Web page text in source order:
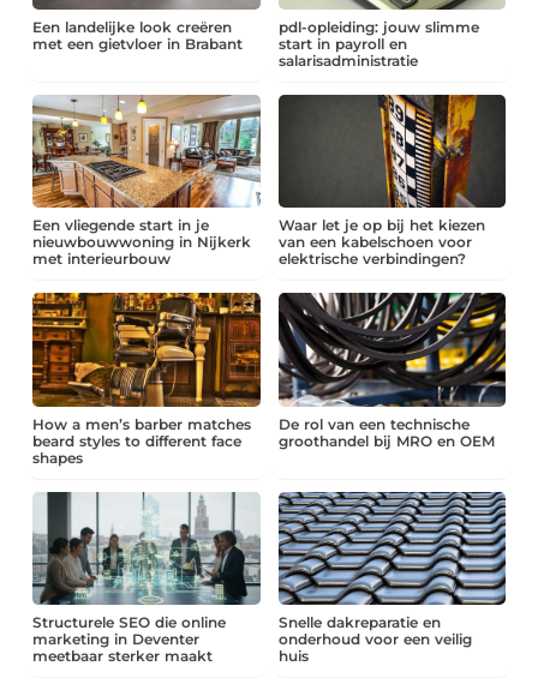
Een landelijke look creëren
met een gietvloer in Brabant
pdl-opleiding: jouw slimme
start in payroll en
salarisadministratie
Een vliegende start in je
nieuwbouwwoning in Nijkerk
met interieurbouw
Waar let je op bij het kiezen
van een kabelschoen voor
elektrische verbindingen?
How a men’s barber matches
beard styles to different face
shapes
De rol van een technische
groothandel bij MRO en OEM
Structurele SEO die online
marketing in Deventer
meetbaar sterker maakt
Snelle dakreparatie en
onderhoud voor een veilig
huis